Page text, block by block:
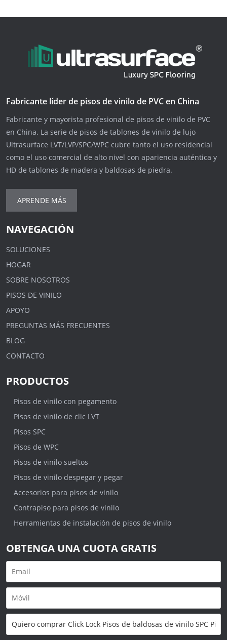
Fabricante líder de pisos de vinilo de PVC en China
Fabricante y mayorista profesional de pisos de vinilo de PVC
en China. La serie de pisos de tablones de vinilo de lujo
Ultrasurface LVT/LVP/SPC/WPC cubre tanto el uso residencial
como el uso comercial de alto nivel con apariencia auténtica y
HD de tablones de madera y baldosas de piedra.
APRENDE MÁS
NAVEGACIÓN
SOLUCIONES
HOGAR
SOBRE NOSOTROS
PISOS DE VINILO
APOYO
PREGUNTAS MÁS FRECUENTES
BLOG
CONTACTO
PRODUCTOS
Pisos de vinilo con pegamento
Pisos de vinilo de clic LVT
Pisos SPC
Pisos de WPC
Pisos de vinilo sueltos
Pisos de vinilo despegar y pegar
Accesorios para pisos de vinilo
Contrapiso para pisos de vinilo
Herramientas de instalación de pisos de vinilo
OBTENGA UNA CUOTA GRATIS